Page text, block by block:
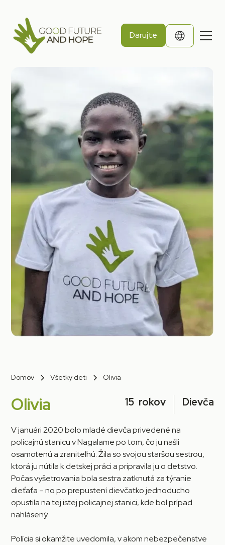
Darujte
Domov Všetky deti Olivia
Olivia 15 rokov Dievča
V januári 2020 bolo mladé dievča privedené na
policajnú stanicu v Nagalame po tom, čo ju našli
osamotenú a zraniteľnú. Žila so svojou staršou sestrou,
ktorá ju nútila k detskej práci a pripravila ju o detstvo.
Počas vyšetrovania bola sestra zatknutá za týranie
dieťaťa – no po prepustení dievčatko jednoducho
opustila na tej istej policajnej stanici, kde bol prípad
nahlásený.
Polícia si okamžite uvedomila, v akom nebezpečenstve